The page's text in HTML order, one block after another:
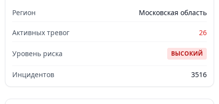
Регион Московская область
Активных тревог 26
Уровень риска ВЫСОКИЙ
Инцидентов 3516